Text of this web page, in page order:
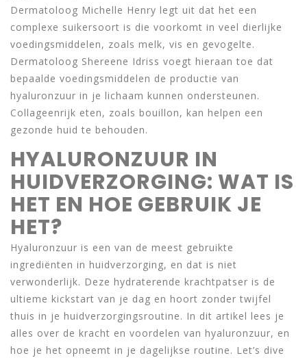
Dermatoloog Michelle Henry legt uit dat het een
complexe suikersoort is die voorkomt in veel dierlijke
voedingsmiddelen, zoals melk, vis en gevogelte.
Dermatoloog Shereene Idriss voegt hieraan toe dat
bepaalde voedingsmiddelen de productie van
hyaluronzuur in je lichaam kunnen ondersteunen.
Collageenrijk eten, zoals bouillon, kan helpen een
gezonde huid te behouden.
HYALURONZUUR IN
HUIDVERZORGING: WAT IS
HET EN HOE GEBRUIK JE
HET?
Hyaluronzuur is een van de meest gebruikte
ingrediënten in huidverzorging, en dat is niet
verwonderlijk. Deze hydraterende krachtpatser is de
ultieme kickstart van je dag en hoort zonder twijfel
thuis in je huidverzorgingsroutine. In dit artikel lees je
alles over de kracht en voordelen van hyaluronzuur, en
hoe je het opneemt in je dagelijkse routine. Let’s dive